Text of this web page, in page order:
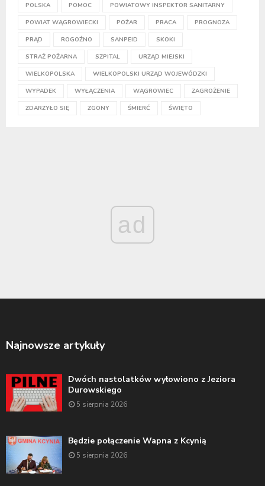
POLSKA POMOC POWIATOWY INSPEKTOR SANITARNY
POWIAT WĄGROWIECKI POŻAR PRACA PROGNOZA
PRĄD ROGOŹNO SANPEID SKOKI
STRAŻ POŻARNA SZPITAL URZĄD MIEJSKI
WIELKOPOLSKA WIELKOPOLSKI URZĄD WOJEWÓDZKI
WYPADEK WYŁĄCZENIA WĄGROWIEC ZAGROŻENIE
ZDARZYŁO SIĘ ZGONY ŚMIERĆ ŚWIĘTO
ad
Najnowsze artykuły
Dwóch nastolatków wyłowiono z Jeziora
Durowskiego
5 sierpnia 2026
Będzie połączenie Wapna z Kcynią
5 sierpnia 2026